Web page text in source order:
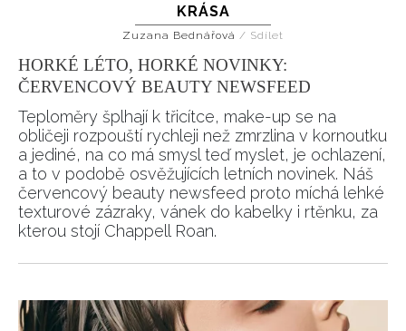
KRÁSA
Zuzana Bednářová / Sdílet
HORKÉ LÉTO, HORKÉ NOVINKY:
ČERVENCOVÝ BEAUTY NEWSFEED
Teploměry šplhají k třicítce, make-up se na
obličeji rozpouští rychleji než zmrzlina v kornoutku
a jediné, na co má smysl teď myslet, je ochlazení,
a to v podobě osvěžujících letních novinek. Náš
červencový beauty newsfeed proto míchá lehké
texturové zázraky, vánek do kabelky i rtěnku, za
kterou stojí Chappell Roan.